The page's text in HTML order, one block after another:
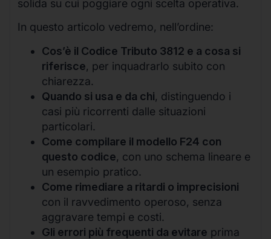
solida su cui poggiare ogni scelta operativa.
In questo articolo vedremo, nell’ordine:
Cos’è il Codice Tributo 3812 e a cosa si
riferisce, per inquadrarlo subito con
chiarezza.
Quando si usa e da chi, distinguendo i
casi più ricorrenti dalle situazioni
particolari.
Come compilare il modello F24 con
questo codice, con uno schema lineare e
un esempio pratico.
Come rimediare a ritardi o imprecisioni
con il ravvedimento operoso, senza
aggravare tempi e costi.
Gli errori più frequenti da evitare prima